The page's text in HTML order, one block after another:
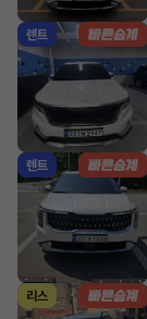
렌트
렌트
리스